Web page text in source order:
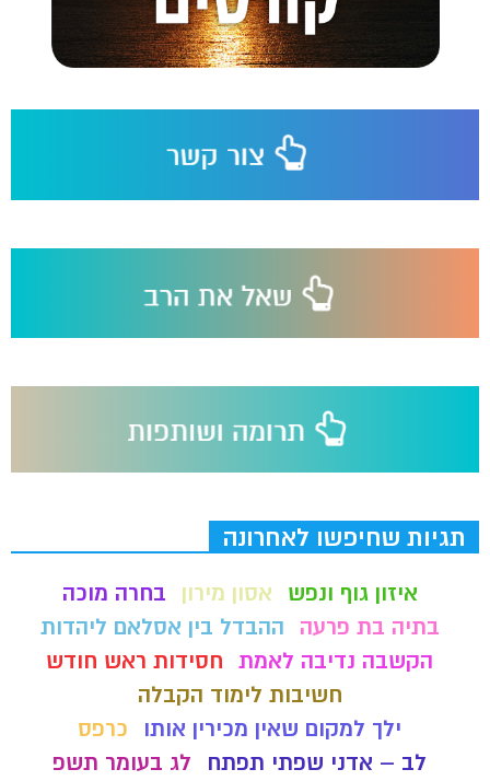
תגיות שחיפשו לאחרונה
איזון גוף ונפש אסון מירון
בחרה מוכה
בתיה בת פרעה
ההבדל בין אסלאם ליהדות
הקשבה נדיבה לאמת חסידות ראש חודש
חשיבות לימוד הקבלה
ילך למקום שאין מכירין אותו
כרפס
לב – אדני שפתי תפתח
לג בעומר תשפ